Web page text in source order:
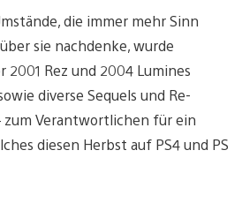
die immer mehr Sinn
sie nachdenke, wurde
Rez und 2004 Lumines
diverse Sequels und Re-
zum Verantwortlichen für ein
diesen Herbst auf PS4 und PS